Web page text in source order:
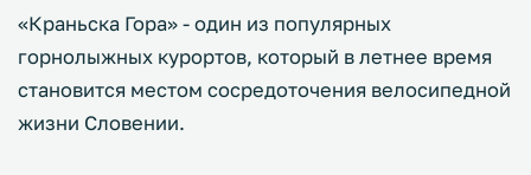
«Краньска Гора» - один из популярных
горнолыжных курортов, который в летнее время
становится местом сосредоточения велосипедной
жизни Словении.